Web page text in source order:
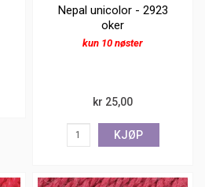
Nepal unicolor - 2923
oker
kun 10 nøster
kr 25,00
KJØP